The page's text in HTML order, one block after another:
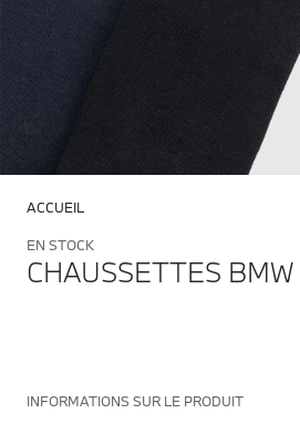
ACCUEIL
EN STOCK
CHAUSSETTES BMW
INFORMATIONS SUR LE PRODUIT